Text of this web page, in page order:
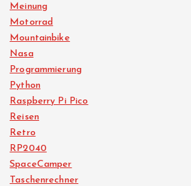
Meinung
Motorrad
Mountainbike
Nasa
Programmierung
Python
Raspberry Pi Pico
Reisen
Retro
RP2040
SpaceCamper
Taschenrechner